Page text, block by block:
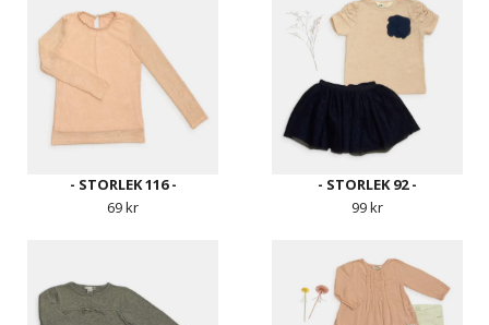
- STORLEK 116 -
69 kr
- STORLEK 92 -
99 kr